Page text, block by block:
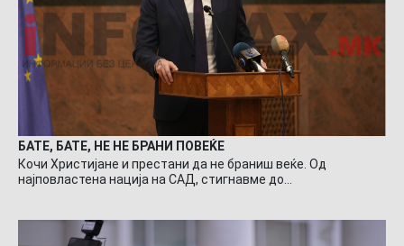
БАТЕ, БАТЕ, НЕ НЕ БРАНИ ПОВЕЌЕ
Кочи Христијане и престани да не браниш веќе. Од
најповластена нација на САД, стигнавме до…